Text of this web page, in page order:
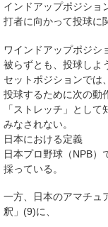
インドアップポジショ
打者に向かって投球に
ワインドアップポジシ
被らずとも、投球しよ
セットポジションでは
投球するために次の動
「ストレッチ」とし
みなされない。
日本における定義
日本プロ野球（NPB）
採っている。
一方、日本のアマチュ
釈」(9)に、